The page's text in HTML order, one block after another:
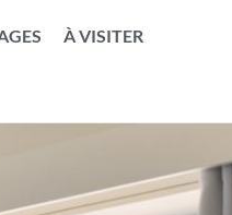
À VISITER